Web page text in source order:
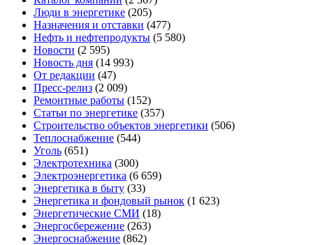
Люди в энергетике (205)
Назначения и отставки (477)
Нефть и нефтепродукты (5 580)
Новости (2 595)
Новость дня (14 993)
От редакции (47)
Пресс-релиз (2 009)
Ремонтные работы (152)
Статьи по энергетике (357)
Строительство объектов энергетики (506)
Теплоснабжение (544)
Уголь (651)
Электротехника (300)
Электроэнергетика (6 659)
Энергетика в быту (33)
Энергетика и фондовый рынок (1 623)
Энергетические СМИ (18)
Энергосбережение (263)
Энергоснабжение (862)